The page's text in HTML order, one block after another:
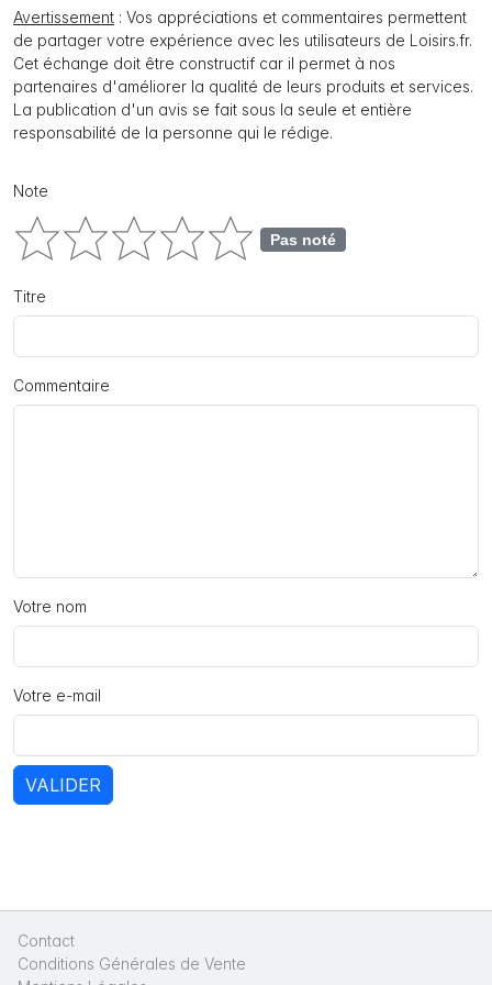
Avertissement : Vos appréciations et commentaires permettent
de partager votre expérience avec les utilisateurs de Loisirs.fr.
Cet échange doit être constructif car il permet à nos
partenaires d'améliorer la qualité de leurs produits et services.
La publication d'un avis se fait sous la seule et entière
responsabilité de la personne qui le rédige.
Note
Pas noté
Titre
Commentaire
Votre nom
Votre e-mail
VALIDER
Contact
Conditions Générales de Vente